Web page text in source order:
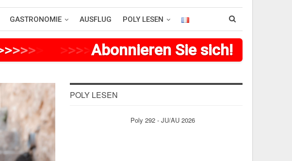
GASTRONOMIE AUSFLUG POLY LESEN
>>>>> >>>>>>>> >>>
Abonnieren Sie sich!
POLY LESEN
Poly 292 - JU/AU 2026